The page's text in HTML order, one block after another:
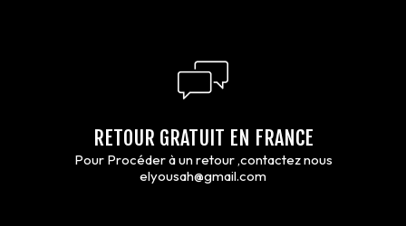
RETOUR GRATUIT EN FRANCE
Pour Procéder à un retour ,contactez nous
elyousah@gmail.com